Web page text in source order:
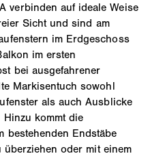
verbinden auf ideale Weise
Sicht und sind am
im Erdgeschoss
im ersten
bei ausgefahrener
Markisentuch sowohl
als auch Ausblicke
Hinzu kommt die
bestehenden Endstäbe
oder mit einem